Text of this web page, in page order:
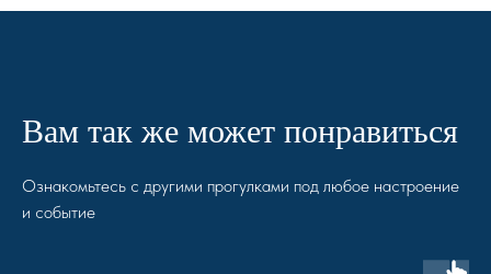
Вам так же может понравиться
Ознакомьтесь с другими прогулками под любое настроение
и событие